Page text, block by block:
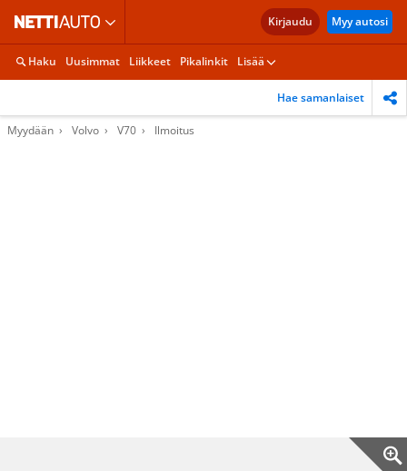
Kirjaudu Myy autosi
Haku Uusimmat Liikkeet Pikalinkit Lisää
Hae samanlaiset
Myydään Volvo V70 Ilmoitus